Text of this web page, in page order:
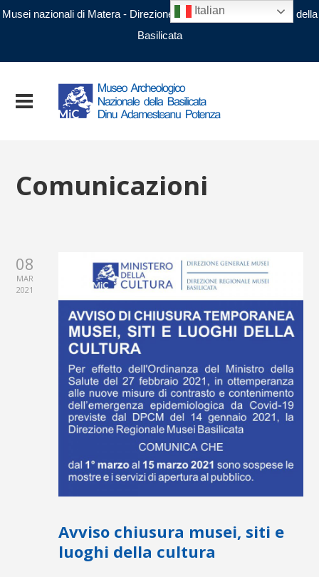
Musei nazionali di Matera - Direzione regionale Musei nazionali della
Basilicata
Comunicazioni
08
MAR
2021
Avviso chiusura musei, siti e
luoghi della cultura
Italian